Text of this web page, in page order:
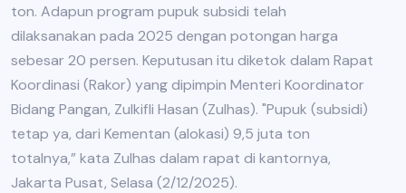
ton. Adapun program pupuk subsidi telah
dilaksanakan pada 2025 dengan potongan harga
sebesar 20 persen. Keputusan itu diketok dalam Rapat
Koordinasi (Rakor) yang dipimpin Menteri Koordinator
Bidang Pangan, Zulkifli Hasan (Zulhas). "Pupuk (subsidi)
tetap ya, dari Kementan (alokasi) 9,5 juta ton
totalnya,” kata Zulhas dalam rapat di kantornya,
Jakarta Pusat, Selasa (2/12/2025).